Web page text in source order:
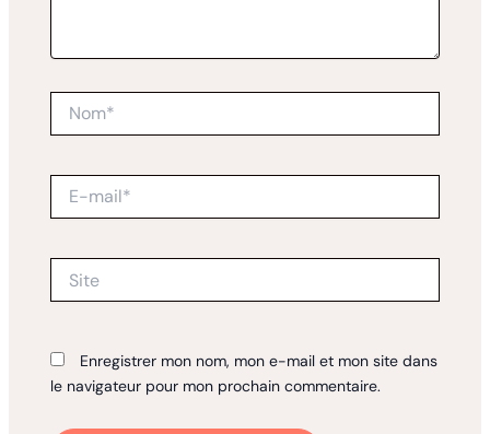
mail*
Enregistrer mon nom, mon e-mail et mon site dans
le navigateur pour mon prochain commentaire.